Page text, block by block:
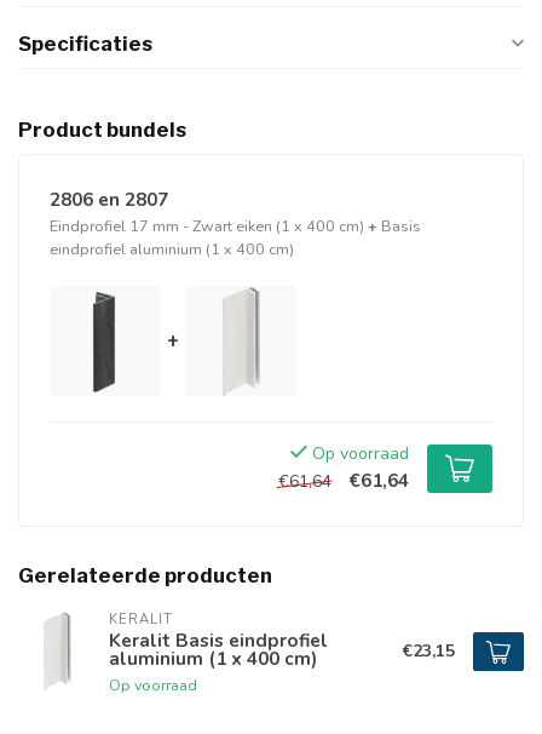
Specificaties
Product bundels
2806 en 2807
Eindprofiel 17 mm - Zwart eiken (1 x 400 cm) + Basis
eindprofiel aluminium (1 x 400 cm)
+
Op voorraad
€61,64
€61,64
Gerelateerde producten
KERALIT
Keralit Basis eindprofiel
aluminium (1 x 400 cm)
Op voorraad
€23,15